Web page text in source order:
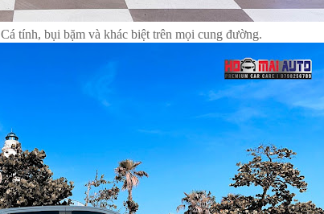
Cá tính, bụi bặm và khác biệt trên mọi cung đường.